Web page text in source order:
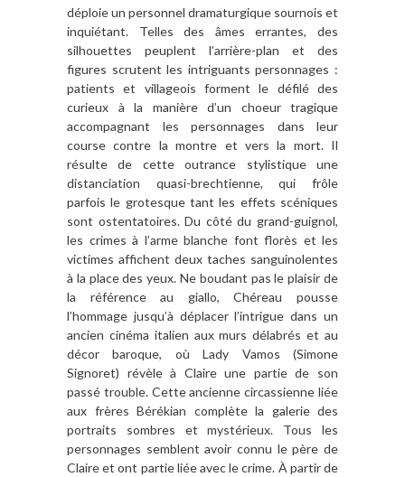
déploie un personnel dramaturgique sournois et
inquiétant. Telles des âmes errantes, des
silhouettes peuplent l’arrière-plan et des
figures scrutent les intriguants personnages :
patients et villageois forment le défilé des
curieux à la manière d’un choeur tragique
accompagnant les personnages dans leur
course contre la montre et vers la mort. Il
résulte de cette outrance stylistique une
distanciation quasi-brechtienne, qui frôle
parfois le grotesque tant les effets scéniques
sont ostentatoires. Du côté du grand-guignol,
les crimes à l’arme blanche font florès et les
victimes affichent deux taches sanguinolentes
à la place des yeux. Ne boudant pas le plaisir de
la référence au giallo, Chéreau pousse
l’hommage jusqu’à déplacer l’intrigue dans un
ancien cinéma italien aux murs délabrés et au
décor baroque, où Lady Vamos (Simone
Signoret) révèle à Claire une partie de son
passé trouble. Cette ancienne circassienne liée
aux frères Bérékian complète la galerie des
portraits sombres et mystérieux. Tous les
personnages semblent avoir connu le père de
Claire et ont partie liée avec le crime. À partir de